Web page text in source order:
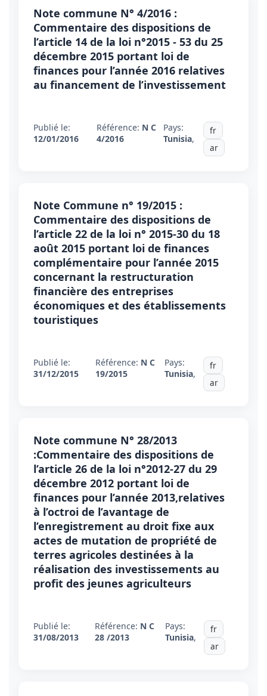
Note commune N° 4/2016 :
Commentaire des dispositions de
l’article 14 de la loi n°2015 - 53 du 25
décembre 2015 portant loi de
finances pour l’année 2016 relatives
au financement de l’investissement
Publié le:
12/01/2016
Référence: N C
4/2016
Pays:
Tunisia,
fr
ar
Note Commune n° 19/2015 :
Commentaire des dispositions de
l’article 22 de la loi n° 2015-30 du 18
août 2015 portant loi de finances
complémentaire pour l’année 2015
concernant la restructuration
financière des entreprises
économiques et des établissements
touristiques
Publié le:
31/12/2015
Référence: N C
19/2015
Pays:
Tunisia,
fr
ar
Note commune N° 28/2013
:Commentaire des dispositions de
l’article 26 de la loi n°2012-27 du 29
décembre 2012 portant loi de
finances pour l’année 2013,relatives
à l’octroi de l’avantage de
l’enregistrement au droit fixe aux
actes de mutation de propriété de
terres agricoles destinées à la
réalisation des investissements au
profit des jeunes agriculteurs
Publié le:
31/08/2013
Référence: N C
28 /2013
Pays:
Tunisia,
fr
ar